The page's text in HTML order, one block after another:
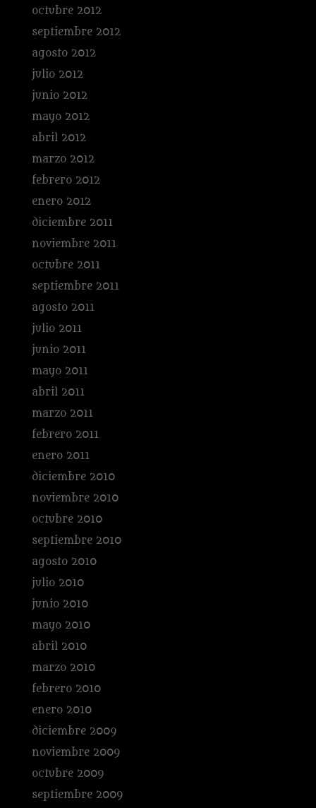
octubre 2012
septiembre 2012
agosto 2012
julio 2012
junio 2012
mayo 2012
abril 2012
marzo 2012
febrero 2012
enero 2012
diciembre 2011
noviembre 2011
octubre 2011
septiembre 2011
agosto 2011
julio 2011
junio 2011
mayo 2011
abril 2011
marzo 2011
febrero 2011
enero 2011
diciembre 2010
noviembre 2010
octubre 2010
septiembre 2010
agosto 2010
julio 2010
junio 2010
mayo 2010
abril 2010
marzo 2010
febrero 2010
enero 2010
diciembre 2009
noviembre 2009
octubre 2009
septiembre 2009